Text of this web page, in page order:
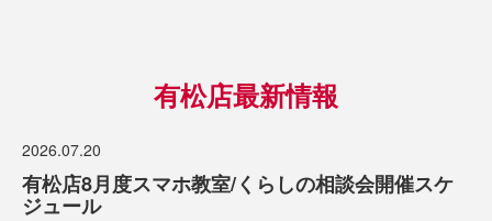
有松店最新情報
2026.07.20
有松店8月度スマホ教室/くらしの相談会開催スケ
ジュール